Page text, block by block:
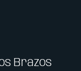
Brazos